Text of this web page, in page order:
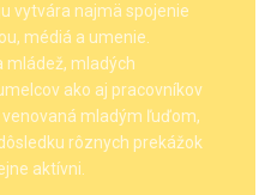
vytvára najmä spojenie
médiá a umenie.
mládež, mladých
ako aj pracovníkov
mladým ľuďom,
rôznych prekážok
aktívni.